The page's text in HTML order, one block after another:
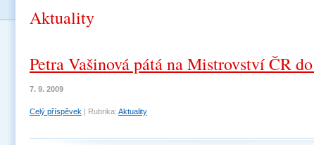
Aktuality
Petra Vašinová pátá na Mistrovství ČR
7. 9. 2009
Celý příspěvek | Rubrika: Aktuality